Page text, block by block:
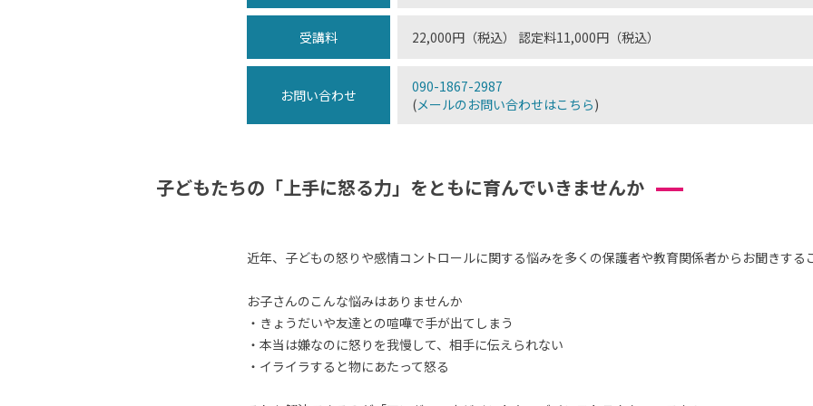
受講料 22,000円（税込） 認定料11,000円（税込）
お問い合わせ
090-1867-2987
(メールのお問い合わせはこちら)
子どもたちの「上手に怒る力」をともに育んでいきませんか
近年、子どもの怒りや感情コントロールに関する悩みを多くの保護者や教育関係者からお聞きする
お子さんのこんな悩みはありませんか
・きょうだいや友達との喧嘩で手が出てしまう
・本当は嫌なのに怒りを我慢して、相手に伝えられない
・イライラすると物にあたって怒る